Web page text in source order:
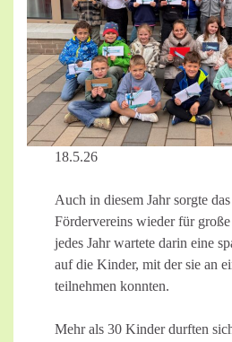
18.5.26
Auch in diesem Jahr sorgte
Fördervereins wieder für
jedes Jahr wartete darin eine
auf die Kinder, mit der sie an
teilnehmen konnten.
Mehr als 30 Kinder durften